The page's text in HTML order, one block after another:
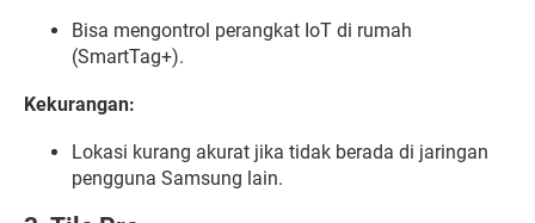
Bisa mengontrol perangkat IoT di rumah
(SmartTag+).
Kekurangan:
Lokasi kurang akurat jika tidak berada di jaringan
pengguna Samsung lain.